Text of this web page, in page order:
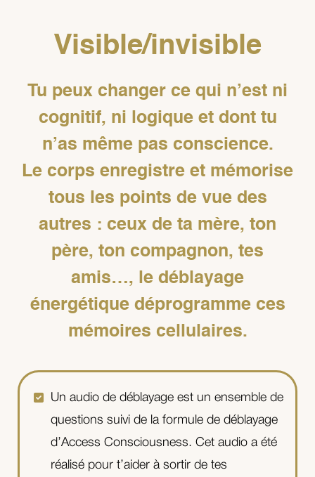
Visible/invisible
Tu peux changer ce qui n’est ni
cognitif, ni logique et dont tu
n’as même pas conscience.
Le corps enregistre et mémorise
tous les points de vue des
autres : ceux de ta mère, ton
père, ton compagnon, tes
amis…, le déblayage
énergétique déprogramme ces
mémoires cellulaires.
Un audio de déblayage est un ensemble de
questions suivi de la formule de déblayage
d’Access Consciousness. Cet audio a été
réalisé pour t’aider à sortir de tes